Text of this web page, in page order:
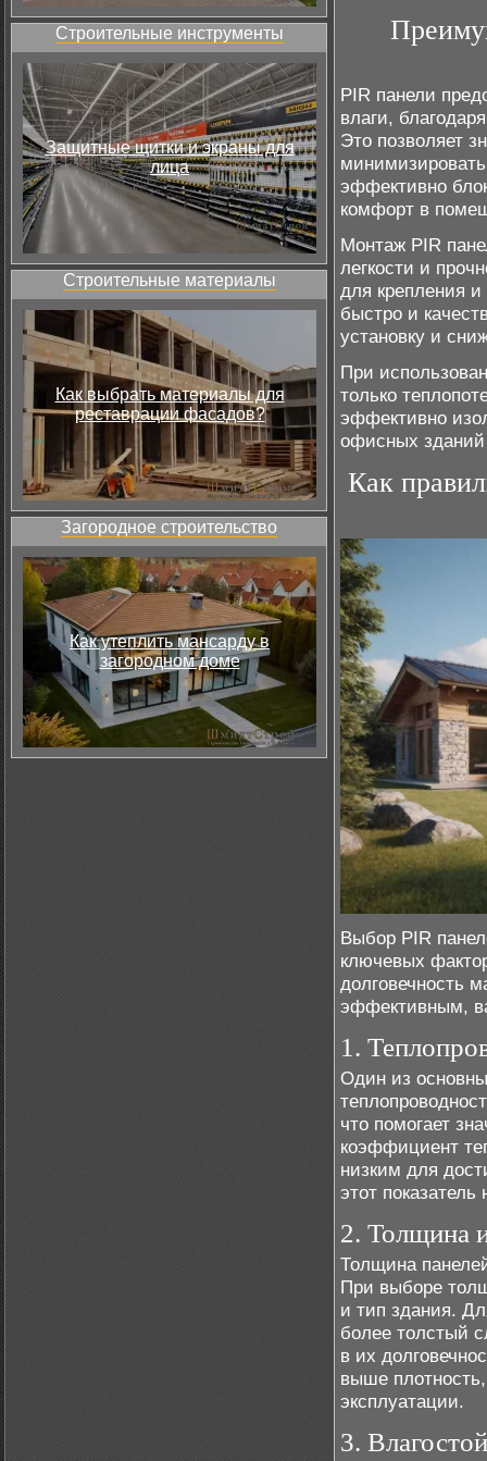
Строительные инструменты
Защитные щитки и экраны для
лица
Строительные материалы
Как выбрать материалы для
реставрации фасадов?
Загородное строительство
Как утеплить мансарду в
загородном доме
PIR панели
влаги,
Это позволяет
эффективно
комфорт в
Монтаж PIR
легкости и
для крепления и
быстро и
установку и
При
только
эффективно
офисных
Как
Выбор PIR
ключевых
долговечность
эффективным,
1.
Один из
что помогает
коэффициент
низким для
этот
2. Толщина
Толщина
При выборе
и тип здания.
более толстый
в их
выше
эксплуатации.
3.